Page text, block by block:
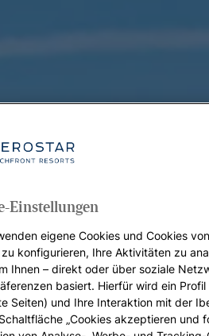
Einstellungen
eigene Cookies und Cookies
zu konfigurieren, Ihre Aktivitäten zu
Ihnen – direkt oder über soziale
basiert. Hierfür wird ein
Seiten) und Ihre Interaktion mit der
„Cookies akzeptieren und